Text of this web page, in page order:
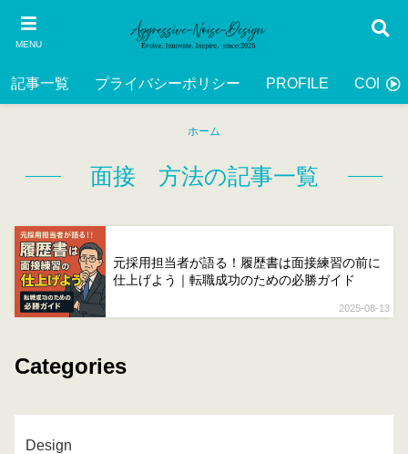
MENU
記事一覧 プライバシーポリシー PROFILE
ホーム
面接 方法の記事一覧
2025-08-13
元採用担当者が語る！履歴書は面接練習の前に
仕上げよう｜転職成功のための必勝ガイド
Categories
Design